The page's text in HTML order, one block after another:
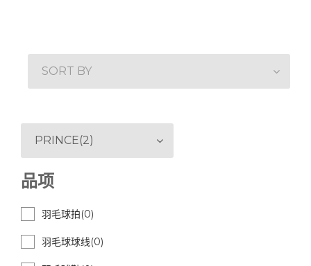
SORT BY
PRINCE(2)
品项
羽毛球拍(0)
羽毛球球线(0)